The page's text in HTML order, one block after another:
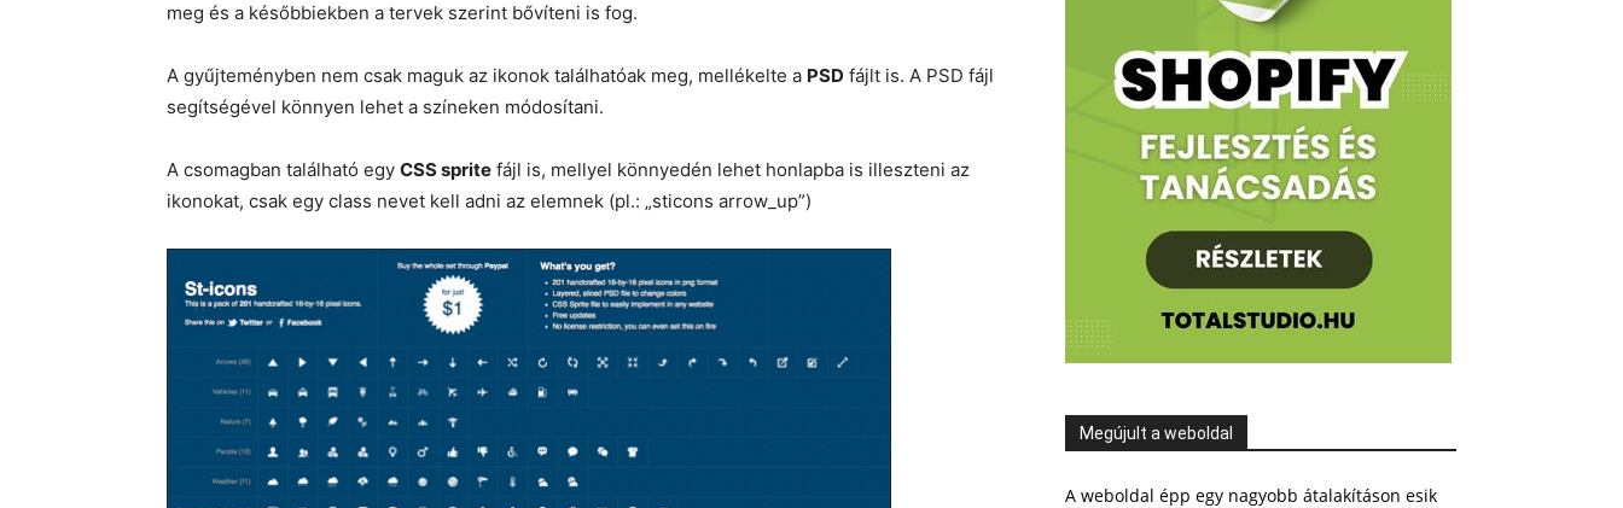
meg és a későbbiekben a tervek szerint bővíteni is fog.
A gyűjteményben nem csak maguk az ikonok találhatóak meg, mellékelte a PSD fájlt is. A PSD fájl
segítségével könnyen lehet a színeken módosítani.
A csomagban található egy CSS sprite fájl is, mellyel könnyedén lehet honlapba is illeszteni az
ikonokat, csak egy class nevet kell adni az elemnek (pl.: „sticons arrow_up”)
Megújult a weboldal
A weboldal épp egy nagyobb átalakításon esik